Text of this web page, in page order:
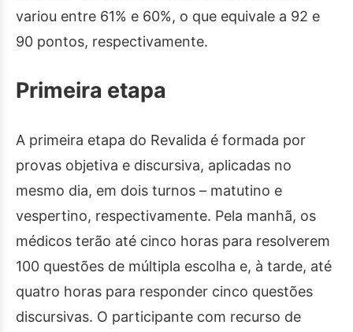
variou entre 61% e 60%, o que equivale a 92 e
90 pontos, respectivamente.
Primeira etapa
A primeira etapa do Revalida é formada por
provas objetiva e discursiva, aplicadas no
mesmo dia, em dois turnos – matutino e
vespertino, respectivamente. Pela manhã, os
médicos terão até cinco horas para resolverem
100 questões de múltipla escolha e, à tarde, até
quatro horas para responder cinco questões
discursivas. O participante com recurso de